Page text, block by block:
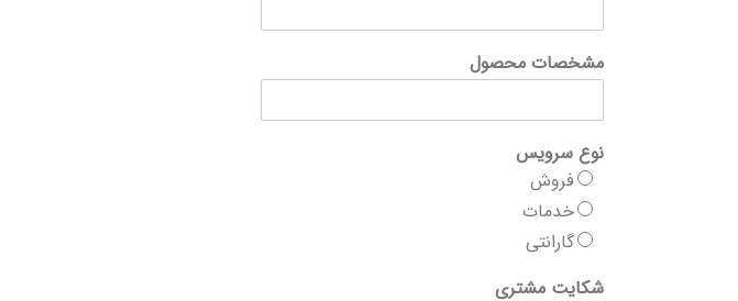
مشخصات محصول
نوع سرویس
فروش
خدمات
گارانتی
شکایت مشتری